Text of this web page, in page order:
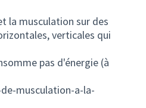
la musculation sur des
verticales qui
pas d'énergie (à
musculation-a-la-